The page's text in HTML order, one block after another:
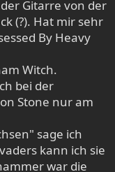
Gitarre von der
(?). Hat mir sehr
By Heavy
Witch.
bei der
Stone nur am
sage ich
kann ich sie
war die